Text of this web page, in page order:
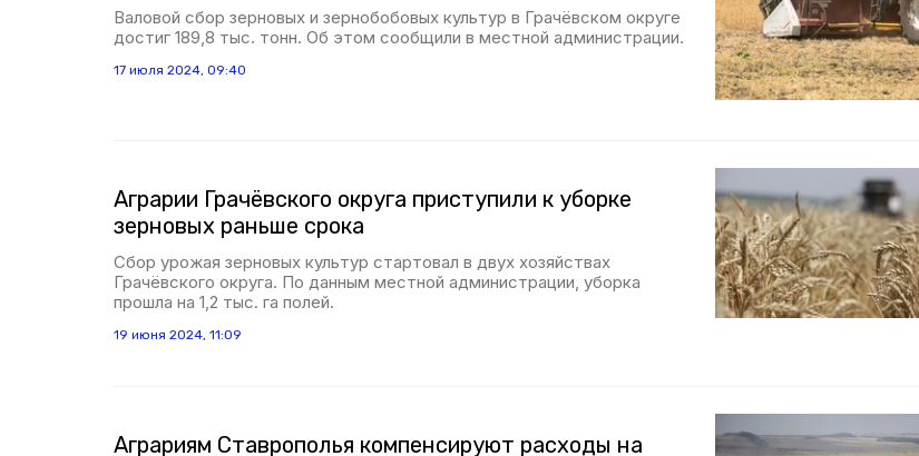
Валовой сбор зерновых и зернобобовых культур в Грачёвском округе
достиг 189,8 тыс. тонн. Об этом сообщили в местной администрации.
17 июля 2024, 09:40
Аграрии Грачёвского округа приступили к уборке
зерновых раньше срока
Сбор урожая зерновых культур стартовал в двух хозяйствах
Грачёвского округа. По данным местной администрации, уборка
прошла на 1,2 тыс. га полей.
19 июня 2024, 11:09
Аграриям Ставрополья компенсируют расходы на